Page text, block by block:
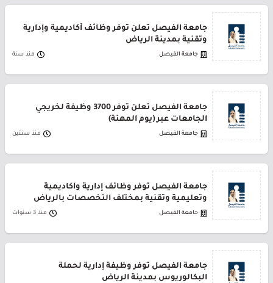
جامعة الفيصل تعلن توفر وظائف أكاديمية وإدارية
وتقنية بمدينة الرياض
جامعة الفيصل منذ سنة
جامعة الفيصل تعلن توفر 3700 وظيفة لخريجي
الجامعات عبر (يوم المهنة)
جامعة الفيصل منذ سنتين
جامعة الفيصل توفر وظائف إدارية وأكاديمية
وتعليمية وتقنية بمختلف التخصصات بالرياض
جامعة الفيصل منذ 3 سنوات
جامعة الفيصل توفر وظيفة إدارية لحملة
البكالوريوس بمدينة الرياض